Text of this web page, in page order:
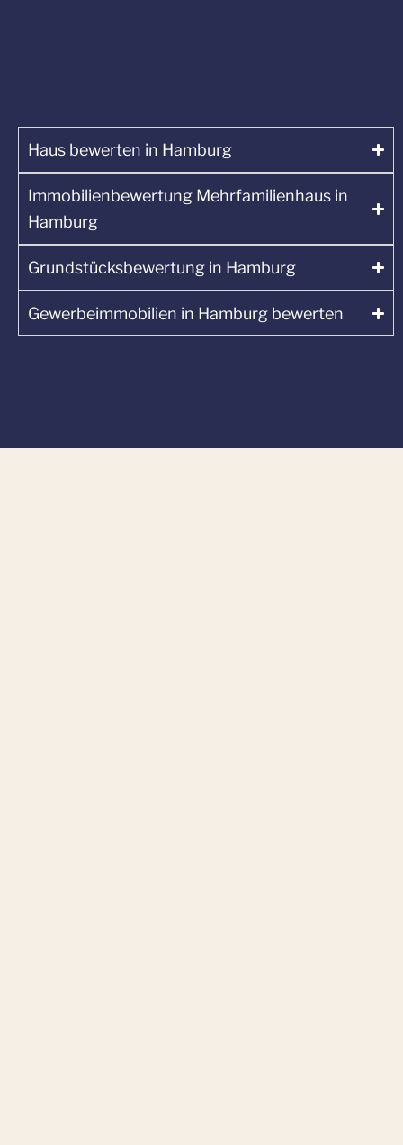
Haus bewerten in Hamburg
Immobilienbewertung Mehrfamilienhaus in
Hamburg
Grundstücksbewertung in Hamburg
Gewerbeimmobilien in Hamburg bewerten